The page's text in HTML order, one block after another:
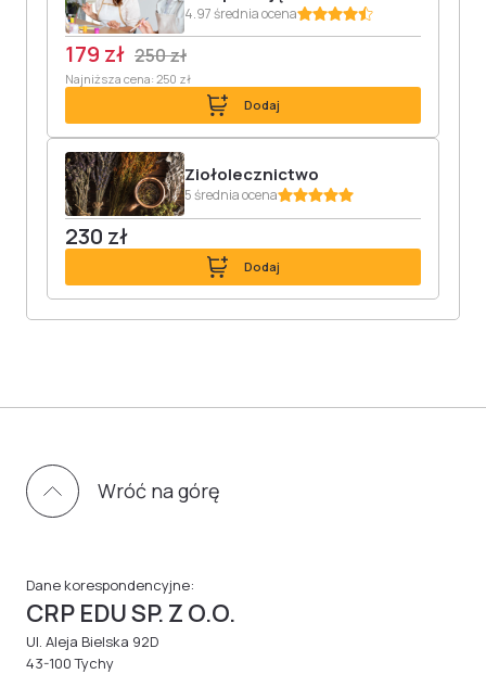
4.97 średnia ocena
179 zł 250 zł
Najniższa cena: 250 zł
Dodaj
Ziołolecznictwo
5 średnia ocena
230 zł
Dodaj
Wróć na górę
Dane korespondencyjne:
CRP EDU SP. Z O.O.
Ul. Aleja Bielska 92D
43-100 Tychy